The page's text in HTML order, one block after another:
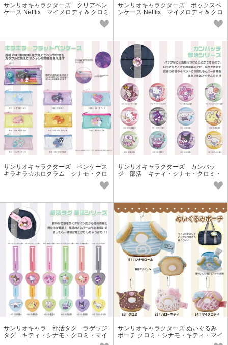
サンリオキャラクターズ クリアペン
ケース Netflix マイメロディ & クロミ
サンリオキャラクターズ ボックスペ
ンケース Netflix マイメロディ & クロ
サンリオキャラクターズ ペンケース
キラキラ☆ホログラム シナモ・クロ
サンリオキャラクターズ カンバッ
ジ 部活 キティ・シナモ・クロミ・
サンリオキャラ 部活タグ ラゲッジ
タグ キティ・シナモ・クロミ・マイ
サンリオキャラクターズ ぬいぐるみ
ポーチ クロミ・シナモ・キティ・マイ